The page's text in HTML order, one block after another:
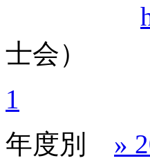
士会）
1
年度別 »